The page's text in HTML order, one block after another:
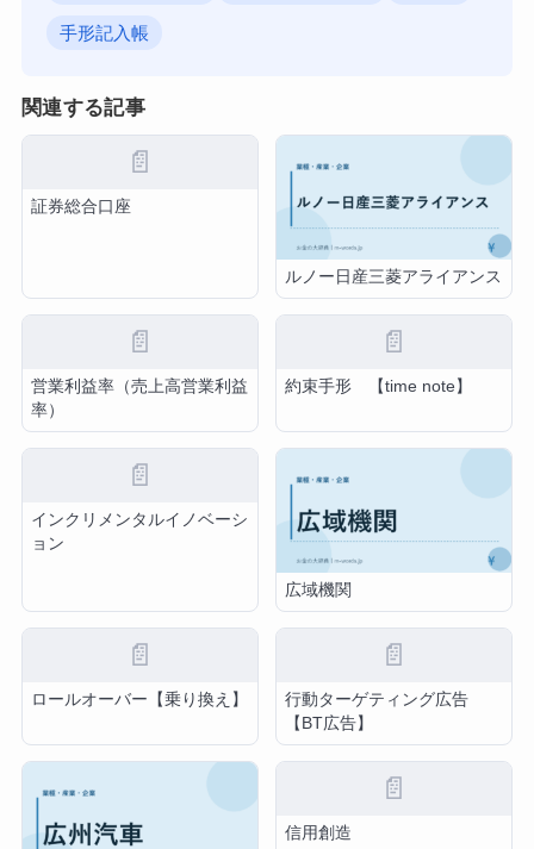
手形記入帳
関連する記事
📄
証券総合口座
ルノー日産三菱アライアンス
📄
営業利益率（売上高営業利益
率）
📄
約束手形 【time note】
📄
インクリメンタルイノベーシ
ョン
広域機関
📄
ロールオーバー【乗り換え】
📄
行動ターゲティング広告
【BT広告】
📄
信用創造